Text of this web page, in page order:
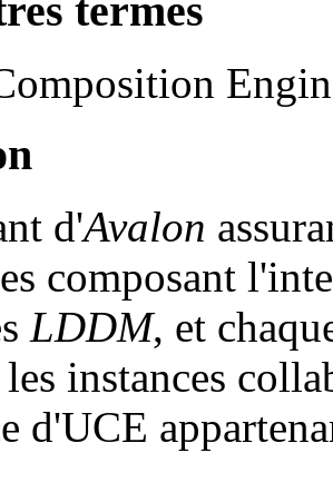
termes
d'Avalon
composant
LDDM, et
instances
d'UCE